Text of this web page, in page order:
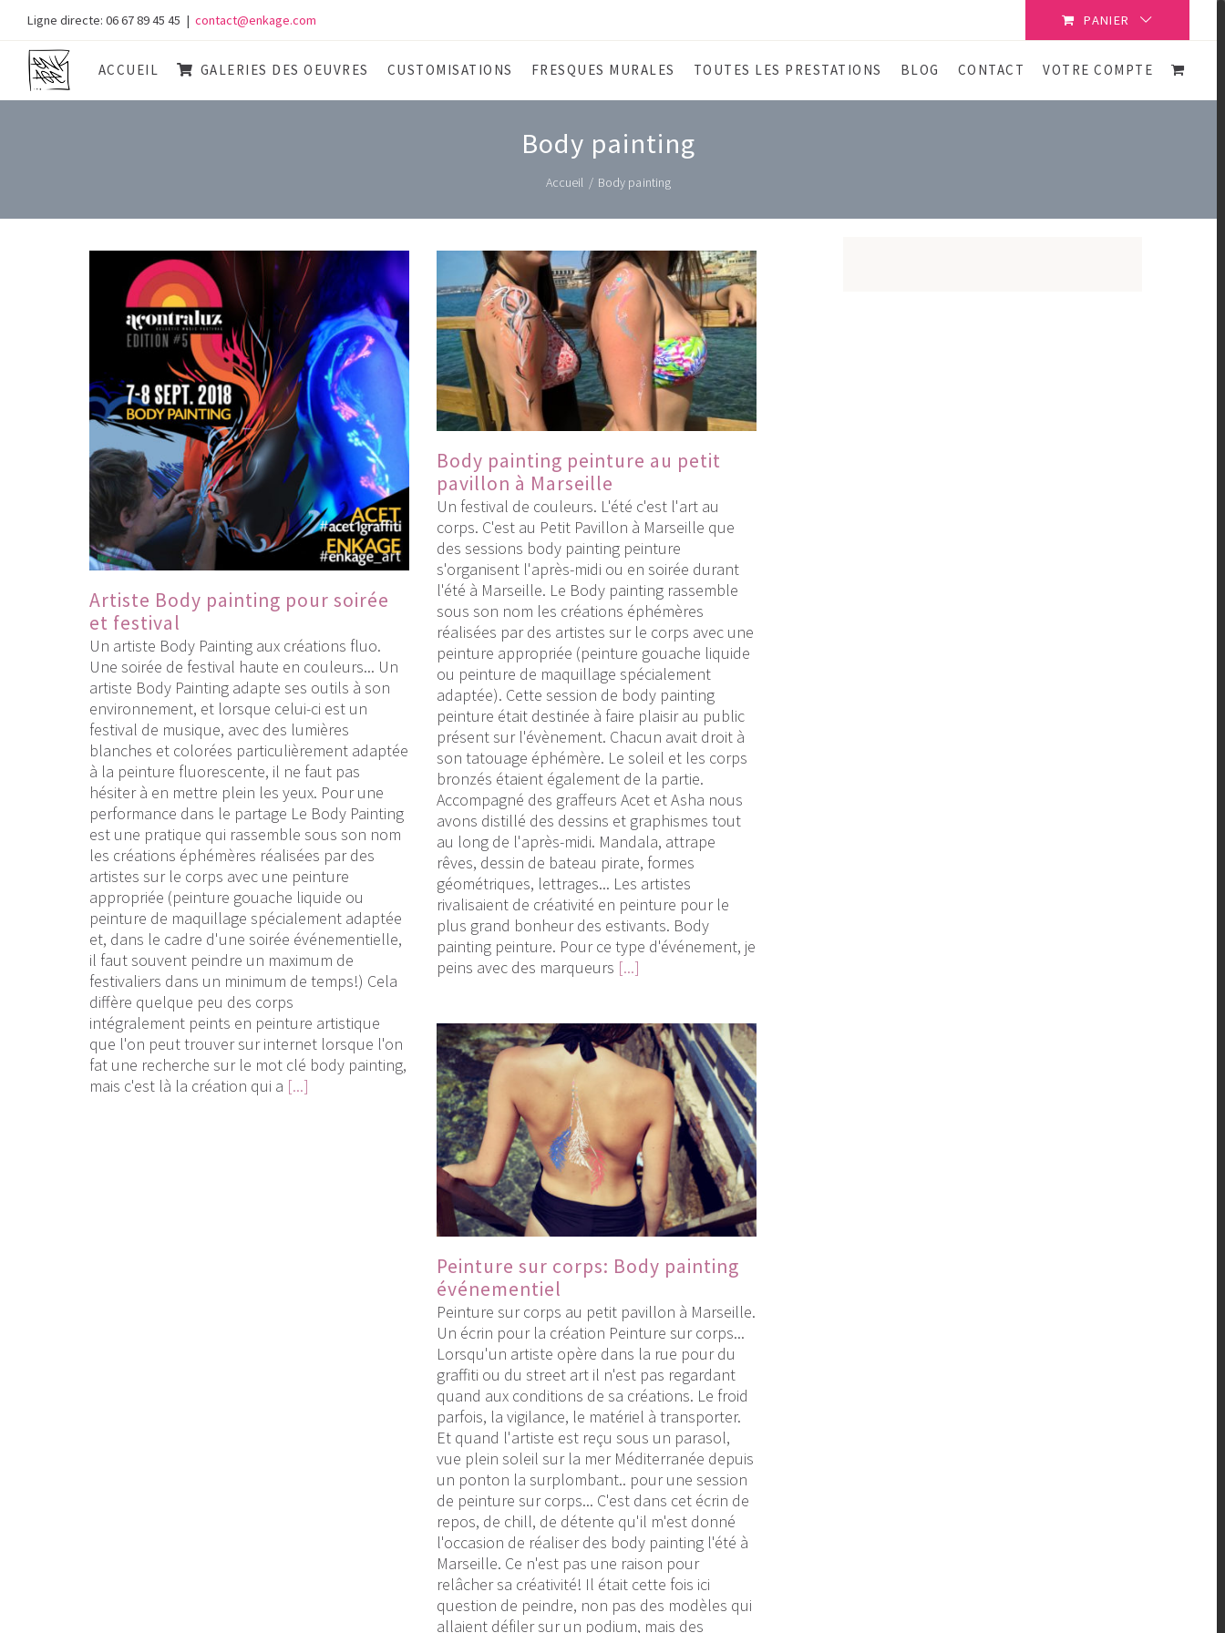
content
Ligne directe: 06 67 89 45 45 | contact@enkage.com PANIER
ACCUEIL GALERIES DES OEUVRES CUSTOMISATIONS FRESQUES MURALES TOUTES LES PRESTATIONS BLOG CONTACT VOTRE COMPTE
Body painting
Accueil / Body painting
Artiste Body painting pour soirée
et festival
Un artiste Body Painting aux créations fluo.
Une soirée de festival haute en couleurs... Un
artiste Body Painting adapte ses outils à son
environnement, et lorsque celui-ci est un
festival de musique, avec des lumières
blanches et colorées particulièrement adaptée
à la peinture fluorescente, il ne faut pas
hésiter à en mettre plein les yeux. Pour une
performance dans le partage Le Body Painting
est une pratique qui rassemble sous son nom
les créations éphémères réalisées par des
artistes sur le corps avec une peinture
appropriée (peinture gouache liquide ou
peinture de maquillage spécialement adaptée
et, dans le cadre d'une soirée événementielle,
il faut souvent peindre un maximum de
festivaliers dans un minimum de temps!) Cela
diffère quelque peu des corps
intégralement peints en peinture artistique
que l'on peut trouver sur internet lorsque l'on
fat une recherche sur le mot clé body painting,
mais c'est là la création qui a [...]
Body painting peinture au petit
pavillon à Marseille
Un festival de couleurs. L'été c'est l'art au
corps. C'est au Petit Pavillon à Marseille que
des sessions body painting peinture
s'organisent l'après-midi ou en soirée durant
l'été à Marseille. Le Body painting rassemble
sous son nom les créations éphémères
réalisées par des artistes sur le corps avec une
peinture appropriée (peinture gouache liquide
ou peinture de maquillage spécialement
adaptée). Cette session de body painting
peinture était destinée à faire plaisir au public
présent sur l'évènement. Chacun avait droit à
son tatouage éphémère. Le soleil et les corps
bronzés étaient également de la partie.
Accompagné des graffeurs Acet et Asha nous
avons distillé des dessins et graphismes tout
au long de l'après-midi. Mandala, attrape
rêves, dessin de bateau pirate, formes
géométriques, lettrages... Les artistes
rivalisaient de créativité en peinture pour le
plus grand bonheur des estivants. Body
painting peinture. Pour ce type d'événement, je
peins avec des marqueurs [...]
Peinture sur corps: Body painting
événementiel
Peinture sur corps au petit pavillon à Marseille.
Un écrin pour la création Peinture sur corps...
Lorsqu'un artiste opère dans la rue pour du
graffiti ou du street art il n'est pas regardant
quand aux conditions de sa créations. Le froid
parfois, la vigilance, le matériel à transporter.
Et quand l'artiste est reçu sous un parasol,
vue plein soleil sur la mer Méditerranée depuis
un ponton la surplombant.. pour une session
de peinture sur corps... C'est dans cet écrin de
repos, de chill, de détente qu'il m'est donné
l'occasion de réaliser des body painting l'été à
Marseille. Ce n'est pas une raison pour
relâcher sa créativité! Il était cette fois ici
question de peindre, non pas des modèles qui
allaient défiler sur un podium, mais des